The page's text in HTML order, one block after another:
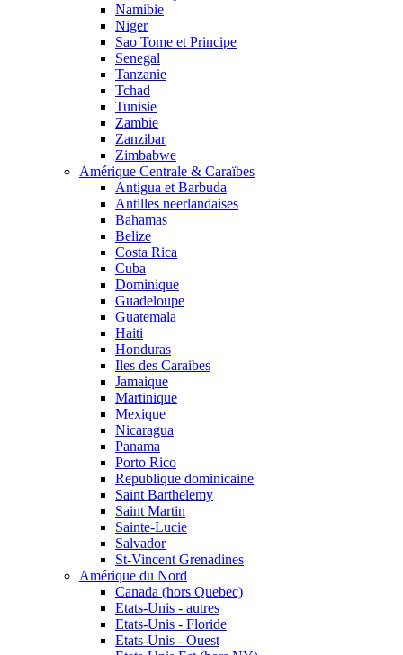
Namibie
Niger
Sao Tome et Principe
Senegal
Tanzanie
Tchad
Tunisie
Zambie
Zanzibar
Zimbabwe
Amérique Centrale & Caraïbes
Antigua et Barbuda
Antilles neerlandaises
Bahamas
Belize
Costa Rica
Cuba
Dominique
Guadeloupe
Guatemala
Haiti
Honduras
Iles des Caraibes
Jamaique
Martinique
Mexique
Nicaragua
Panama
Porto Rico
Republique dominicaine
Saint Barthelemy
Saint Martin
Sainte-Lucie
Salvador
St-Vincent Grenadines
Amérique du Nord
Canada (hors Quebec)
Etats-Unis - autres
Etats-Unis - Floride
Etats-Unis - Ouest